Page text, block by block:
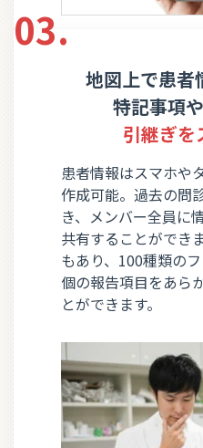
03.
地図上で患者
特記事項
引継ぎを
患者情報はスマホや
作成可能。過去の問
き、メンバー全員に
共有することができ
もあり、100種類の
個の報告項目をあら
とができます。